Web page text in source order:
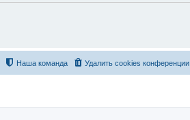
Удалить cookies конференции
Наша команда